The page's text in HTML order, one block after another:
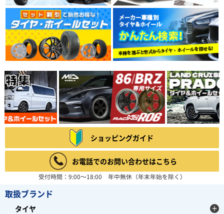
ショッピングガイド
お電話でのお問い合わせはこちら
受付時間：9:00～18:00 年中無休（年末年始を除く）
取扱ブランド
タイヤ